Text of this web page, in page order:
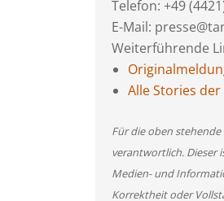
Telefon: +49
E-Mail:
Weiterführende
Alle Stories der
Für die oben
verantwortlich. Dieser
Medien- und
Korrektheit oder